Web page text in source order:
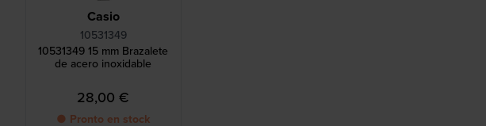
Casio
10531349
10531349 15 mm Brazalete
de acero inoxidable
28,00 €
● Pronto en stock